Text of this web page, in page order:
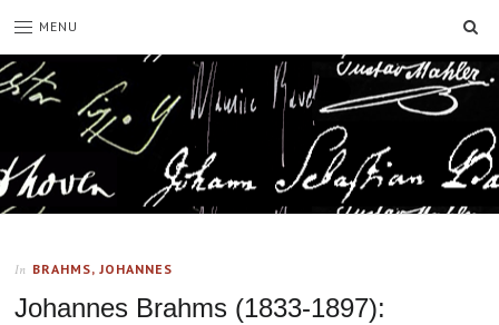
MENU
In BRAHMS, JOHANNES
Johannes Brahms (1833-1897):